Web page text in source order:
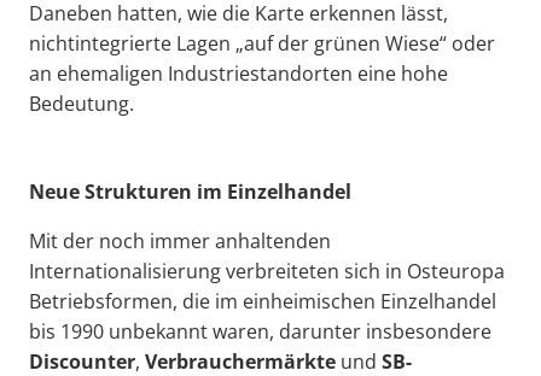
Daneben hatten, wie die Karte erkennen lässt,
nichtintegrierte Lagen „auf der grünen Wiese“ oder
an ehemaligen Industriestandorten eine hohe
Bedeutung.
Neue Strukturen im Einzelhandel
Mit der noch immer anhaltenden
Internationalisierung verbreiteten sich in Osteuropa
Betriebsformen, die im einheimischen Einzelhandel
bis 1990 unbekannt waren, darunter insbesondere
Discounter, Verbrauchermärkte und SB-